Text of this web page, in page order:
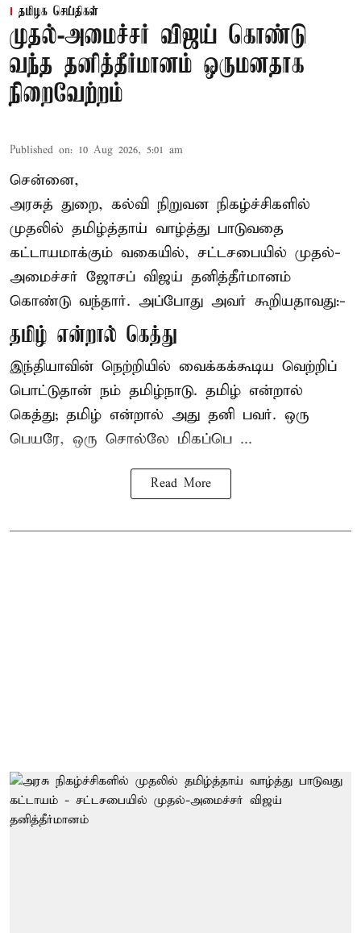
தமிழக செய்திகள்
முதல்-அமைச்சர் விஜய் கொண்டு
வந்த தனித்தீர்மானம் ஒருமனதாக
நிறைவேற்றம்
Published on: 10 Aug 2026, 5:01 am
சென்னை,
அரசுத் துறை, கல்வி நிறுவன நிகழ்ச்சிகளில்
முதலில் தமிழ்த்தாய் வாழ்த்து பாடுவதை
கட்டாயமாக்கும் வகையில், சட்டசபையில் முதல்-
அமைச்சர் ஜோசப் விஜய் தனித்தீர்மானம்
கொண்டு வந்தார். அப்போது அவர் கூறியதாவது:-
தமிழ் என்றால் கெத்து
இந்தியாவின் நெற்றியில் வைக்கக்கூடிய வெற்றிப்
பொட்டுதான் நம் தமிழ்நாடு. தமிழ் என்றால்
கெத்து; தமிழ் என்றால் அது தனி பவர். ஒரு
பெயரே, ஒரு சொல்லே மிகப்பெ ...
Read More